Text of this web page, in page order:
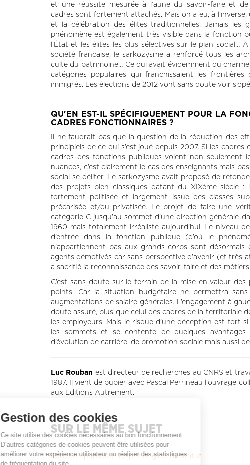
et une réussite mesurée à l’aune du savoir-faire et de
cadres sont fortement attachés. Mais on a eu, à
et la célébration des élites traditionnelles. Jamais les
phénomène est également très visible dans la fonction
l’État et les élites les plus sélectives sur le plan social…
société française, le sarkozysme a renforcé tous les
culte du patrimoine… Ce qui avait évidemment du
catégories populaires qui franchissaient les
immigrés. Les élections de 2012 vont sans doute voir
QU'EN EST-IL SPÉCIFIQUEMENT POUR LA
CADRES FONCTIONNAIRES ?
Il ne faudrait pas que la question de la réduction des
principiels de ce qui s’est joué depuis 2007. Si les
cadres des fonctions publiques voient non seulement
nuances, c’est clairement le cas des enseignants mais
social se déliter. Le sarkozysme avait proposé de
des projets bien classiques datant du XIXème siècle
fortement politisée et largement issue des classes
précarisée et/ou privatisée. Le projet de faire une
catégorie C jusqu’au sommet d’une direction générale
1960 mais totalement irréaliste aujourd’hui. Le niveau
d’entrée dans la fonction publique (d’où le
n’appartiennent pas aux grands corps sont
agents démotivés car sans perspective d’avenir (et très
a sacrifié la reconnaissance des savoir-faire et des
C’est sans doute sur le terrain de la mise en valeur
points. Car la situation budgétaire ne permettra
augmentations de salaire générales. L’engagement à
doute assuré, plus que celui des cadres de la territoriale
les employeurs. Mais le risque d’une déception est fort
les sommets et se contente de quelques
d’évolution de carrière, de promotion sociale mais aussi
Luc Rouban est directeur de recherches au CNRS et
1987. Il vient de pubier avec Pascal Perrineau l'ouvrage
aux Editions Autrement.
SUR LE MÊME SUJET
Fonction publique : l’esprit originel du statut
Gestion des cookies
Ce site utilise des cookies nécessaires au bon fonctionnement.
D’autres catégories de cookies peuvent être utilisées pour
améliorer votre expérience utilisateur ou réaliser des statistiques